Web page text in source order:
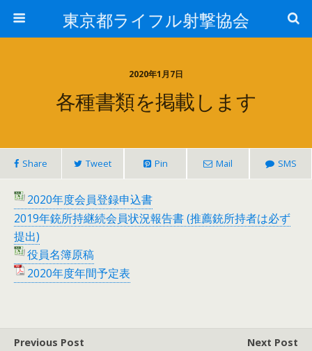
東京都ライフル射撃協会
2020年1月7日
各種書類を掲載します
Share Tweet Pin Mail SMS
2020年度会員登録申込書
2019年銃所持継続会員状況報告書 (推薦銃所持者は必ず
提出)
役員名簿原稿
2020年度年間予定表
Previous Post
Next Post